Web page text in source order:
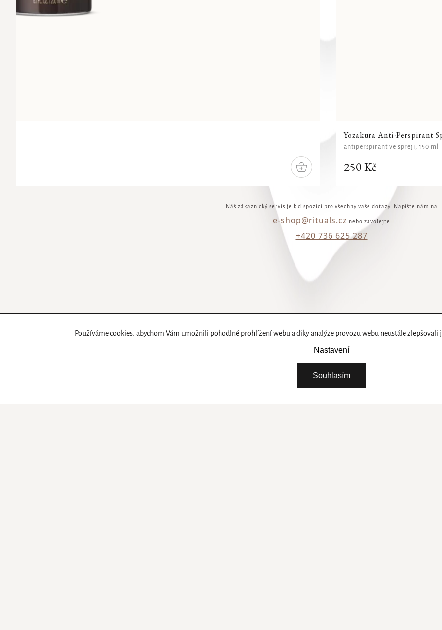
Používáme cookies, abychom Vám umožnili pohodlné prohlížení webu a díky analýze provozu webu neustále
Nastavení
Souhlasím
DO
KOŠÍKU
Yozakura Anti-Perspirant
250 Kč
antiperspirant ve spreji, 150 ml
Náš zákaznický servis je k dispozici pro všechny vaše dotazy. Napište nám na
e-shop@rituals.cz nebo zavolejte
+420 736 625 287